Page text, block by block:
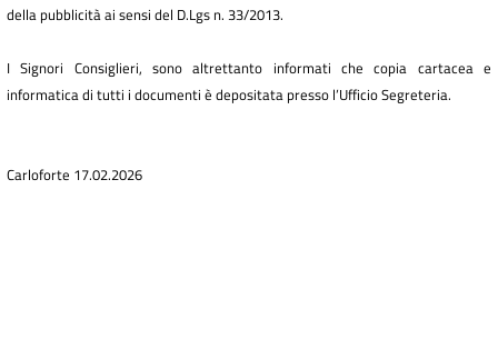
della pubblicità ai sensi del D.Lgs n. 33/2013.
I Signori Consiglieri, sono altrettanto informati che copia cartacea e
informatica di tutti i documenti è depositata presso l’Ufficio Segreteria.
Carloforte 17.02.2026